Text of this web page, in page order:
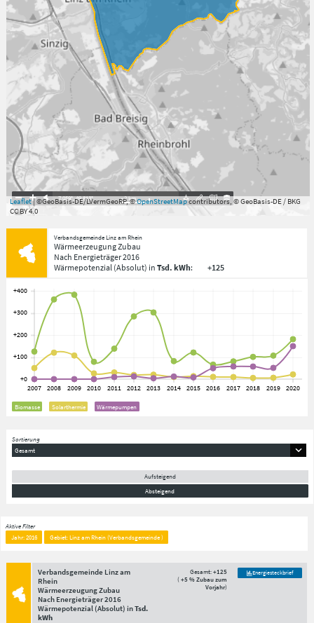
7.059°,49.813° 2km
Leaflet| ©GeoBasis-DE/LVermGeoRP, ©OpenStreetMapcontributors, © GeoBasis-DE / BKG
CC BY 4.0
Verbandsgemeinde Linz am Rhein
Wärmeerzeugung Zubau
Nach Energieträger2016
Wärmepotenzial(Absolut) in Tsd. kWh: +125
Biomasse Solarthermie Wärmepumpen
Sortierung
Gesamt
Aufsteigend
Absteigend
Aktive Filter
Jahr: 2016
Gebiet: Linz am Rhein (Verbandsgemeinde )
Verbandsgemeinde Linz am
Rhein
Wärmeerzeugung Zubau
Nach Energieträger2016
Wärmepotenzial(Absolut) inTsd.
kWh
Gesamt:+125
(+5 % Zubau zum
Vorjahr)
Energiesteckbrief